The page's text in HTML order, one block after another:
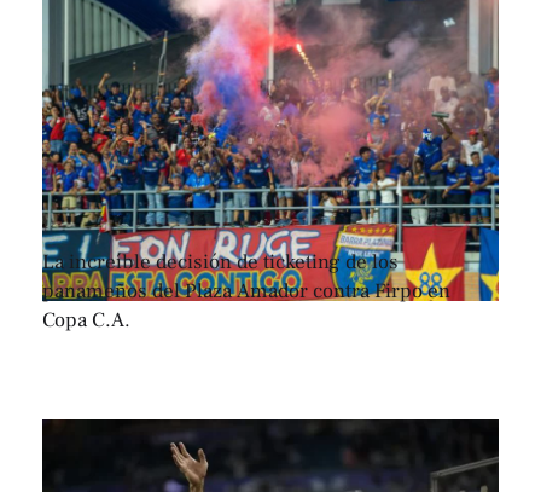
La increíble decisión de ticketing de los
panameños del Plaza Amador contra Firpo en
Copa C.A.